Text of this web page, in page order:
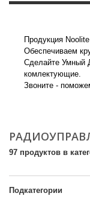
Продукция
Обеспечиваем
Сделайте Умный
комлектующие.
Звоните -
97 продуктов в
Подкатегории